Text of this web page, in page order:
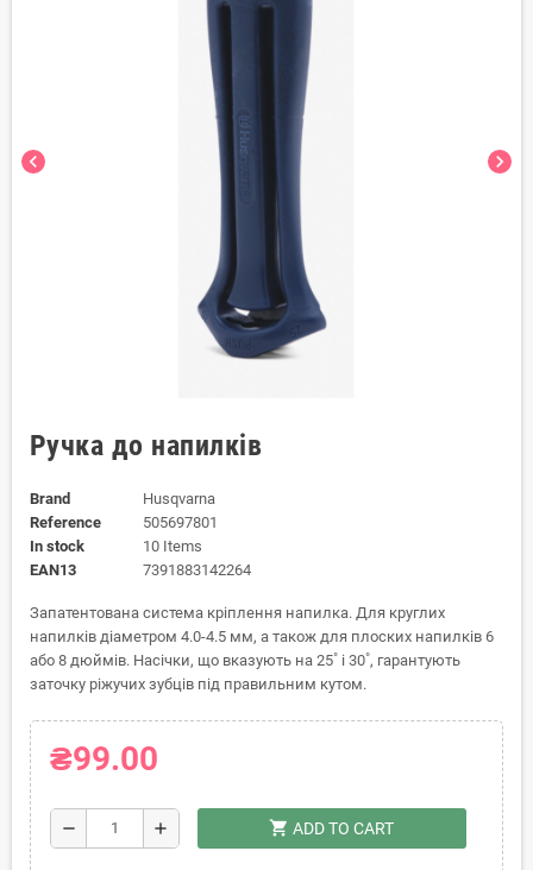
chevron_left chevron_right
Ручка до напилків
Brand
Husqvarna
Reference
505697801
In stock
10 Items
EAN13
7391883142264
Запатентована система кріплення напилка. Для круглих
напилків діаметром 4.0-4.5 мм, а також для плоских напилків 6
або 8 дюймів. Насічки, що вказують на 25˚ і 30˚, гарантують
заточку ріжучих зубців під правильним кутом.
₴99.00
remove add shopping_cart ADD TO CART